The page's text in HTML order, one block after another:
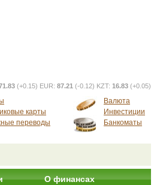
(+0.15) EUR: 87.21 (-0.12) KZT: 16.83 (+0.05)
карты
переводы
Валюта
Инвестиции
Банкоматы
О финансах